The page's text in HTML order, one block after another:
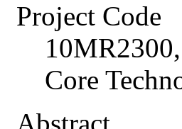
Project Code
Core